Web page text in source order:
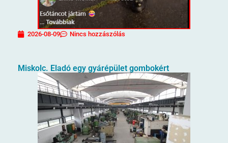
2026-08-09 Nincs hozzászólás
Miskolc. Eladó egy gyárépület gombokért